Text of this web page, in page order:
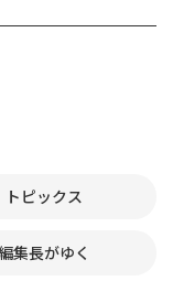
トピックス
集長がゆく